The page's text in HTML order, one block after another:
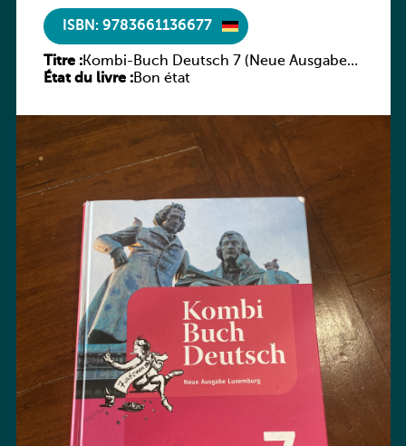
ISBN: 9783661136677
Titre :Kombi-Buch Deutsch 7 (Neue Ausgabe
Luxemburg)
État du livre :Bon état